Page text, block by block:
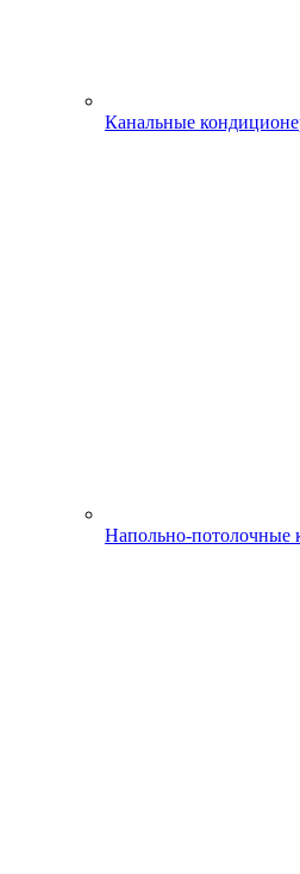
Канальные
Напольно-потолочные